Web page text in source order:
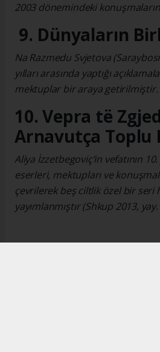
2003 dönemindeki
9. Dünyaların
Na Razmedu Svjetova
yılları arasında yaptığı
mektuplar bir araya getirilmiştir.
10. Vepra të
Arnavutça Toplu
Aliya İzzetbegoviç’in vefatının 10.
eserleri, mektupları ve
çevrilerek beş ciltlik özel bir seri
yayımlanmıştır (Shkup 2013,